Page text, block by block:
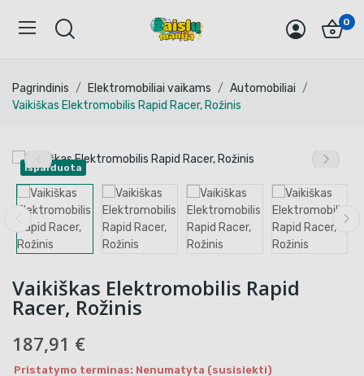
0
Pagrindinis Elektromobiliai vaikams
Automobiliai
Vaikiškas Elektromobilis Rapid Racer, Rožinis
Išparduota
Vaikiškas Elektromobilis Rapid
Racer, Rožinis
187,91 €
Pristatymo terminas: Nenumatyta (susisiekti)